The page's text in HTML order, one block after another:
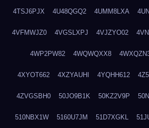
4TSJ6PJX 4U48QGQ2 4UMM8LXA
4VFMWJZ0 4VGSLXPJ 4VJZYO02
4WP2PW82 4WQWQXX8
4XYOT662 4XZYAUHI 4YQHH612
4ZVGSBH0 50JO9B1K 50KZ2V9P
510NBX1W 5160U7JM 51D7XGKL